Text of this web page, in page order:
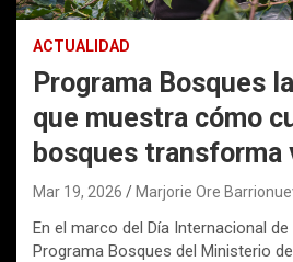
ACTUALIDAD
Programa Bosques
que muestra cómo
bosques transforma
Mar 19, 2026 Marjorie Ore
En el marco del Día Internacional
Programa Bosques del Ministerio